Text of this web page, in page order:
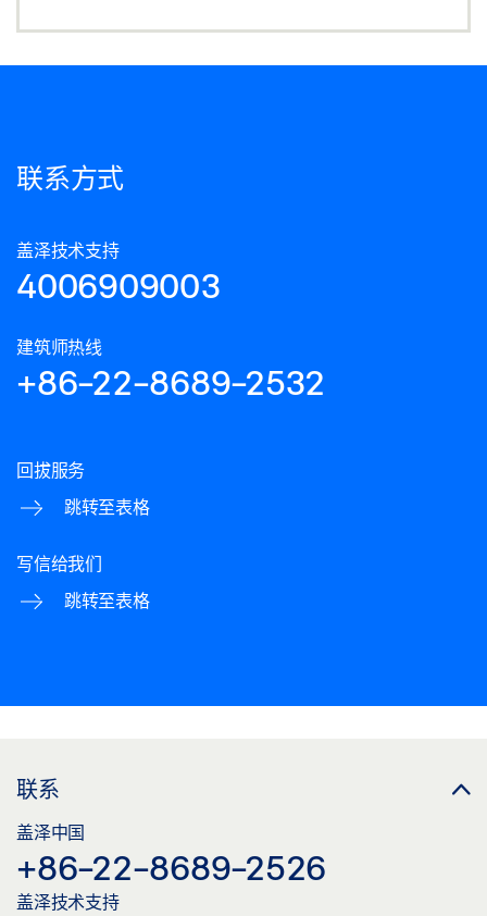
联系方式
盖泽技术支持
4006909003
建筑师热线
+86-22-8689-2532
回拔服务
跳转至表格
写信给我们
跳转至表格
联系
盖泽中国
+86-22-8689-2526
盖泽技术支持